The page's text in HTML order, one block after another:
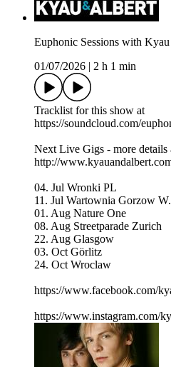
Euphonic Sessions with
01/07/2026
2 h 1 min
Tracklist for this show at
https://soundcloud.com/
Next Live Gigs - more details
http://
04. Jul Wronki PL
11. Jul Wartownia Gorzow
01. Aug Nature One
08. Aug Streetparade Zurich
22. Aug Glasgow
03. Oct Görlitz
24. Oct Wroclaw
https://www.facebook.com/
https://www.instagram.com/